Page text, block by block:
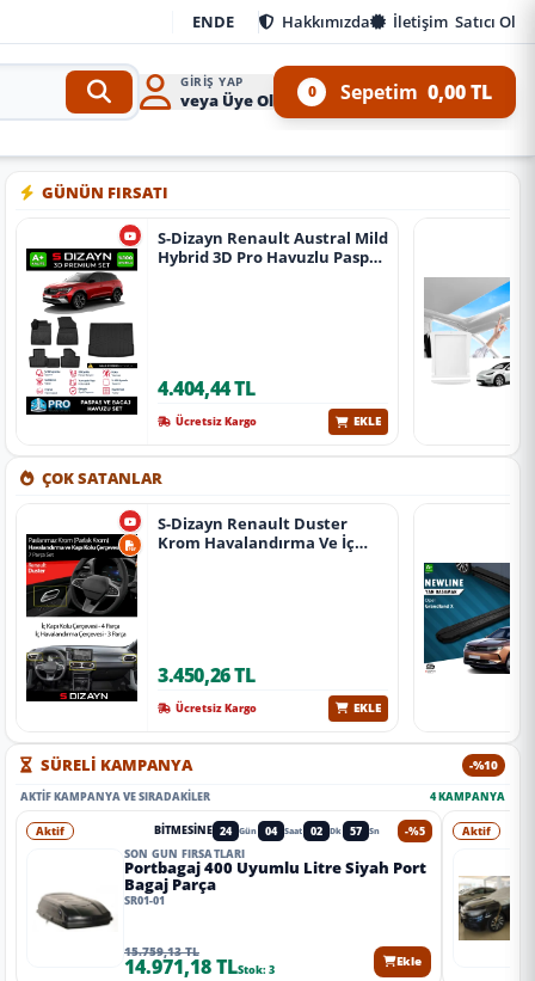
ENDE Hakkımızda İletişim Satıcı Ol
GIRIŞ YAP
veya Üye Ol 0 Sepetim 0,00 TL
GÜNÜN FIRSATI
S-Dizayn Renault Austral Mild
Hybrid 3D Pro Havuzlu Paspas
4.404,44 TL
Ücretsiz Kargo EKLE
ÇOK SATANLAR
S-Dizayn Renault Duster
Krom Havalandırma Ve İç
3.450,26 TL
Ücretsiz Kargo EKLE
SÜRELİ KAMPANYA -%10
AKTIF KAMPANYA VE SIRADAKILER 4 KAMPANYA
-%5
Aktif BITMESINE 24 Gün 04 Saat 02 Dk 55 Sn
SON GÜN FIRSATLARI
Portbagaj 400 Uyumlu Litre Siyah Port
Bagaj Parça
SR01-01
15.759,13 TL
14.971,18 TLStok: 3
Ekle
Aktif